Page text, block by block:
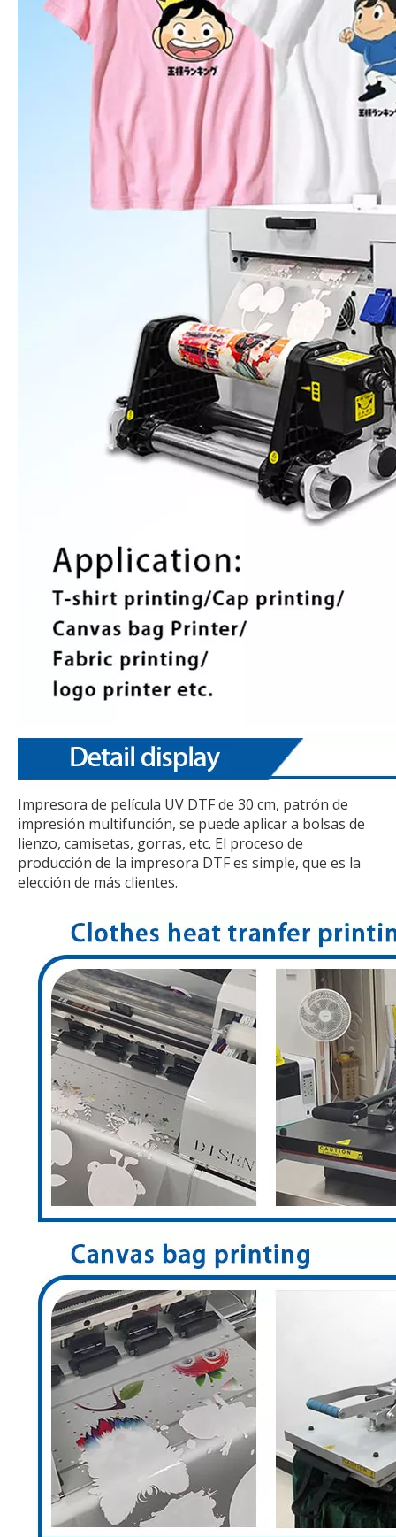
Impresora de película UV DTF de 30 cm, patrón de
impresión multifunción, se puede aplicar a bolsas de
lienzo, camisetas, gorras, etc. El proceso de
producción de la impresora DTF es simple, que es la
elección de más clientes.